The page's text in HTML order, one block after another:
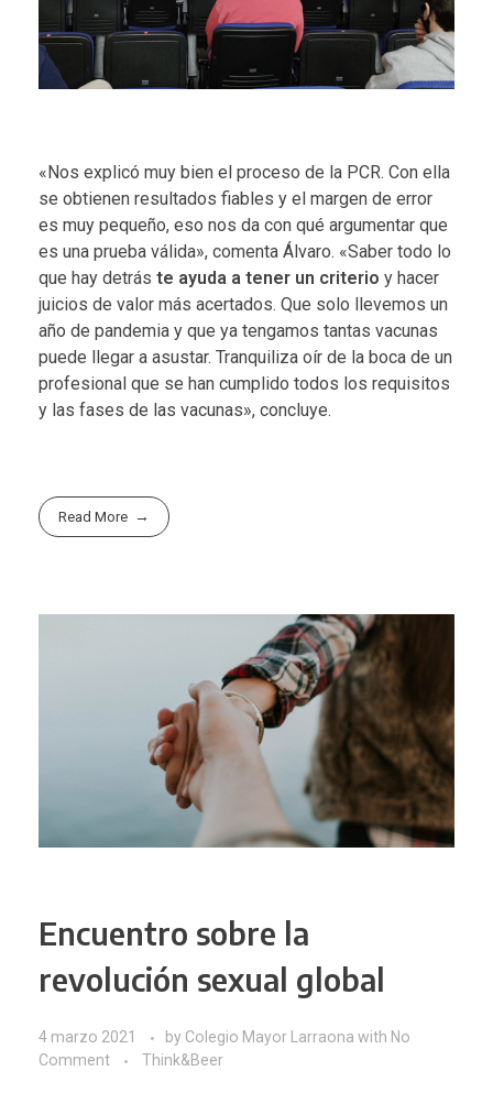
«Nos explicó muy bien el proceso de la PCR. Con ella
se obtienen resultados fiables y el margen de error
es muy pequeño, eso nos da con qué argumentar que
es una prueba válida», comenta Álvaro. «Saber todo lo
que hay detrás te ayuda a tener un criterio y hacer
juicios de valor más acertados. Que solo llevemos un
año de pandemia y que ya tengamos tantas vacunas
puede llegar a asustar. Tranquiliza oír de la boca de un
profesional que se han cumplido todos los requisitos
y las fases de las vacunas», concluye.
Read More
Encuentro sobre la
revolución sexual global
4 marzo 2021 by Colegio Mayor Larraona with No
Comment
Think&Beer